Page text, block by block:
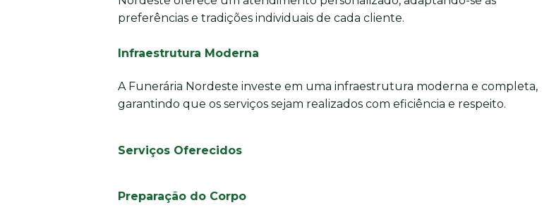
preferências e tradições individuais de cada cliente.
Infraestrutura Moderna
A Funerária Nordeste investe em uma infraestrutura moderna e completa,
garantindo que os serviços sejam realizados com eficiência e respeito.
Serviços Oferecidos
Preparação do Corpo